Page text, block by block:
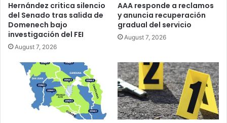
Hernández critica silencio
del Senado tras salida de
Domenech bajo
investigación del FEI
August 7, 2026
AAA responde a reclamos
y anuncia recuperación
gradual del servicio
August 7, 2026